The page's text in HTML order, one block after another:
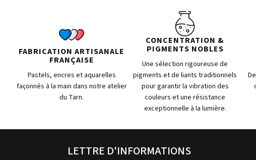
FABRICATION ARTISANALE
FRANÇAISE
Pastels, encres et aquarelles
façonnés à la main dans notre atelier
du Tarn.
CONCENTRATION &
PIGMENTS NOBLES
Une sélection rigoureuse de
pigments et de liants traditionnels
pour garantir la vibration des
couleurs et une résistance
exceptionnelle à la lumière.
LETTRE D'INFORMATIONS